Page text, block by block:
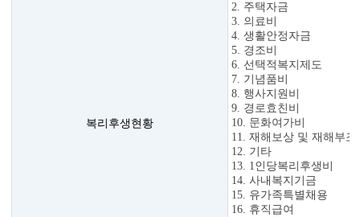
복리후생현황
2. 주택자금
3. 의료비
4. 생활안정자금
5. 경조비
6. 선택적복지제도
7. 기념품비
8. 행사지원비
9. 경로효친비
10. 문화여가비
11. 재해보상 및 재해부조
12. 기타
13. 1인당복리후생비
14. 사내복지기금
15. 유가족특별채용
16. 휴직급여